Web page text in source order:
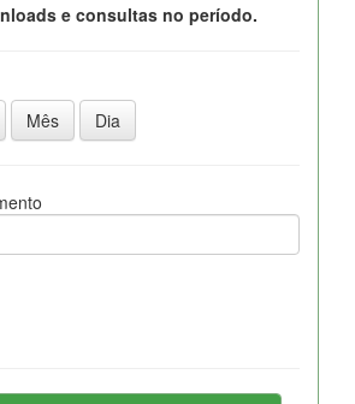
e consultas no período.
Mês Dia